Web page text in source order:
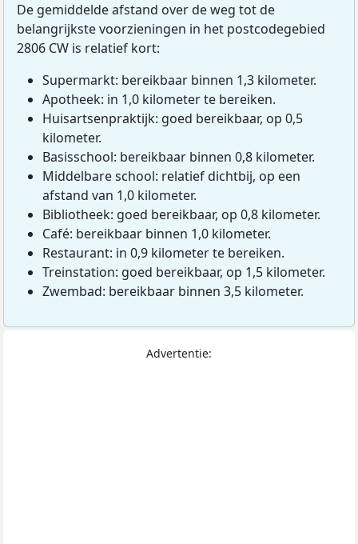
De gemiddelde afstand over de weg tot de
belangrijkste voorzieningen in het postcodegebied
2806 CW is relatief kort:
Supermarkt: bereikbaar binnen 1,3 kilometer.
Apotheek: in 1,0 kilometer te bereiken.
Huisartsenpraktijk: goed bereikbaar, op 0,5
kilometer.
Basisschool: bereikbaar binnen 0,8 kilometer.
Middelbare school: relatief dichtbij, op een
afstand van 1,0 kilometer.
Bibliotheek: goed bereikbaar, op 0,8 kilometer.
Café: bereikbaar binnen 1,0 kilometer.
Restaurant: in 0,9 kilometer te bereiken.
Treinstation: goed bereikbaar, op 1,5 kilometer.
Zwembad: bereikbaar binnen 3,5 kilometer.
Advertentie: